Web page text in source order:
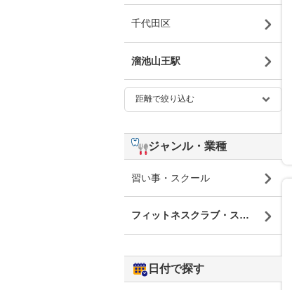
千代田区
溜池山王駅
ジャンル・業種
習い事・スクール
フィットネスクラブ・スポーツジム
日付で探す